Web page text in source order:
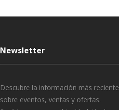
Newsletter
Descubre la información más reciente
sobre eventos, ventas y ofertas.